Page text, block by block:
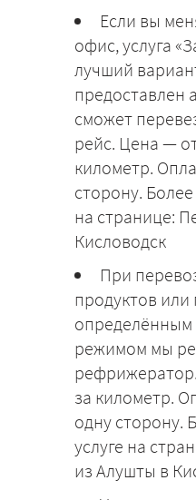
Если вы
офис, услуга
лучший
предоставлен
сможет
рейс. Цена —
километр.
сторону.
на странице:
Кисловодск
При
продуктов или
режимом мы
за километр.
одну сторону.
услуге на
из Алушты в